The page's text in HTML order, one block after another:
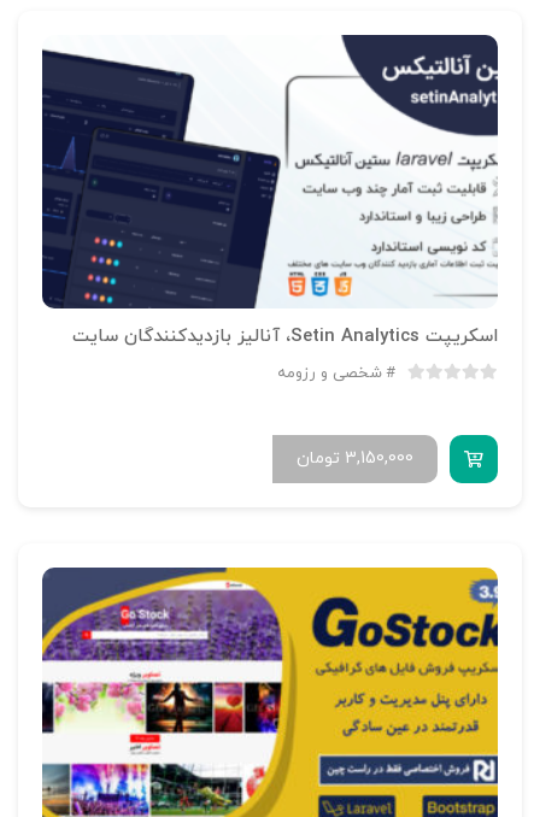
اسکریپت Setin Analytics، آنالیز بازدیدکنندگان سایت
شخصی و رزومه
تومان 3,150,000